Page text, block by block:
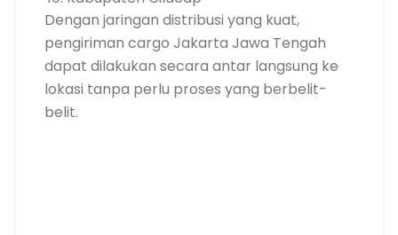
Dengan jaringan distribusi yang kuat,
pengiriman cargo Jakarta Jawa Tengah
dapat dilakukan secara antar langsung ke
lokasi tanpa perlu proses yang berbelit-
belit.